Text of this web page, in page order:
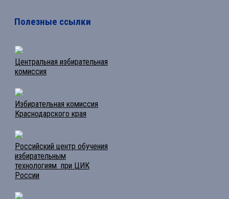
Полезные ссылки
Центральная избирательная
комиссия
Избирательная комиссия
Краснодарского края
Российский центр обучения
избирательным
технологиям при ЦИК
России